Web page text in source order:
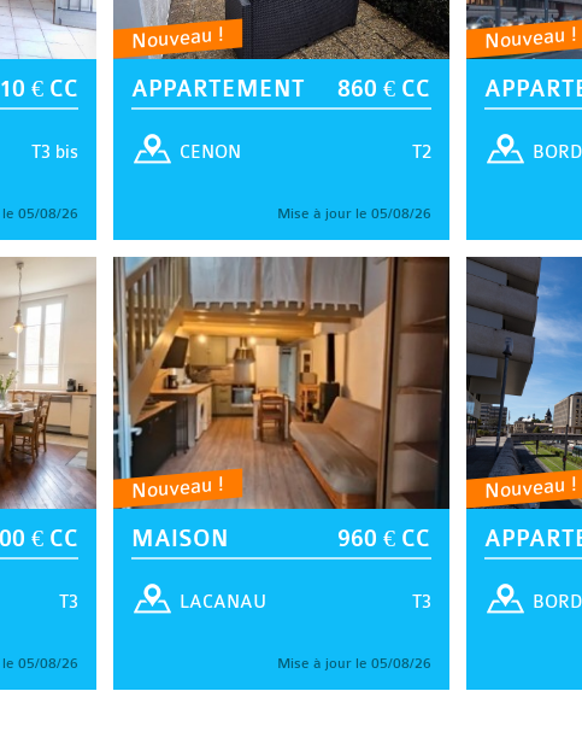
€ CC
T3 bis
05/08/26
Nouveau !
APPARTEMENT 860 € CC
T2
CENON
Mise à jour le 05/08/26
Nouveau !
€ CC
T3
05/08/26
Nouveau !
MAISON 960 € CC
T3
LACANAU
Mise à jour le 05/08/26
Nouveau !